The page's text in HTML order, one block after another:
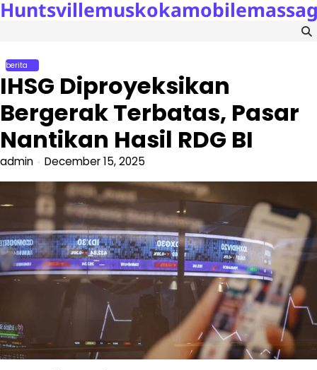
Skip
berita
IHSG Diproyeksikan
Bergerak Terbatas, Pasar
Nantikan Hasil RDG BI
admin December 15, 2025